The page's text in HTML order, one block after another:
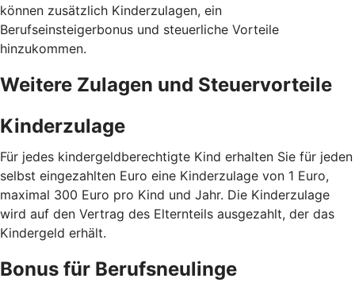
können zusätzlich Kinderzulagen, ein
Berufseinsteigerbonus und steuerliche Vorteile
hinzukommen.
Weitere Zulagen und Steuervorteile
Kinderzulage
Für jedes kindergeldberechtigte Kind erhalten Sie für jeden
selbst eingezahlten Euro eine Kinderzulage von 1 Euro,
maximal 300 Euro pro Kind und Jahr. Die Kinderzulage
wird auf den Vertrag des Elternteils ausgezahlt, der das
Kindergeld erhält.
Bonus für Berufsneulinge